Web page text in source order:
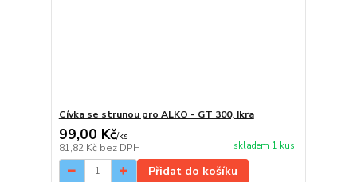
Cívka se strunou pro ALKO - GT 300, Ikra
99,00 Kč/ks
81,82 Kč bez DPH skladem 1 kus
Přidat do košíku